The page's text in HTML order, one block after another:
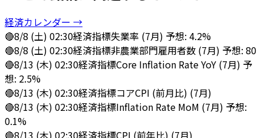
経済カレンダー →
🔴8/8 (土) 02:30経済指標失業率 (7月) 予想: 4.2%
🔴8/8 (土) 02:30経済指標非農業部門雇用者数 (7月) 予想: 80
🔴8/13 (木) 02:30経済指標Core Inflation Rate YoY (7月) 予
想: 2.5%
🔴8/13 (木) 02:30経済指標コアCPI (前月比) (7月)
🔴8/13 (木) 02:30経済指標Inflation Rate MoM (7月) 予想:
0.1%